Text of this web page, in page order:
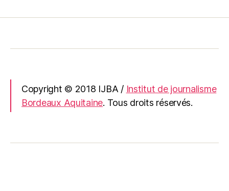
Copyright © 2018 IJBA / Institut de journalisme
Bordeaux Aquitaine. Tous droits réservés.